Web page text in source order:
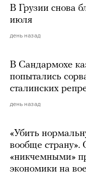
В Грузии снова
июля
день назад
В Сандармохе
попытались
сталинских
день назад
«Убить
вообще страну».
«никчемными»
экономики на